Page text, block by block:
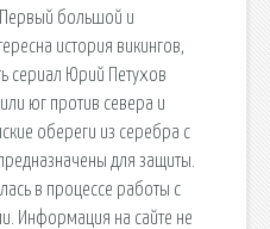
большой и
история викингов,
сериал Юрий Петухов
юг против севера и
обереги из серебра с
для защиты.
в процессе работы с
Информация на сайте не